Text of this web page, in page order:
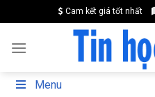
to
content
Cam kết giá tốt nhất
Menu